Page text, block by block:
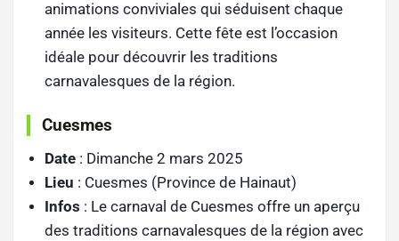
animations conviviales qui séduisent chaque
année les visiteurs. Cette fête est l’occasion
idéale pour découvrir les traditions
carnavalesques de la région.
Cuesmes
Date : Dimanche 2 mars 2025
Lieu : Cuesmes (Province de Hainaut)
Infos : Le carnaval de Cuesmes offre un aperçu
des traditions carnavalesques de la région avec